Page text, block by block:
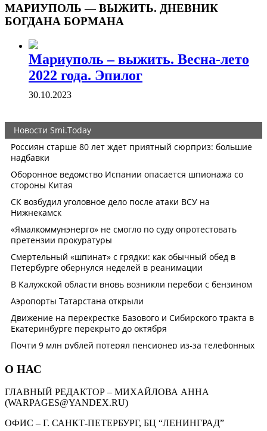
МАРИУПОЛЬ — ВЫЖИТЬ. ДНЕВНИК
БОГДАНА БОРМАНА
Мариуполь – выжить. Весна-лето
2022 года. Эпилог
30.10.2023
О НАС
ГЛАВНЫЙ РЕДАКТОР – МИХАЙЛОВА АННА
(WARPAGES@YANDEX.RU)
ОФИС – Г. САНКТ-ПЕТЕРБУРГ, БЦ “ЛЕНИНГРАД”